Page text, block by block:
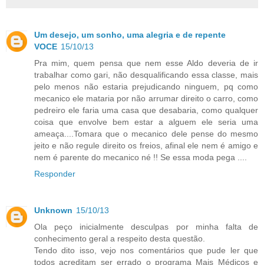
Um desejo, um sonho, uma alegria e de repente
VOCE 15/10/13
Pra mim, quem pensa que nem esse Aldo deveria de ir
trabalhar como gari, não desqualificando essa classe, mais
pelo menos não estaria prejudicando ninguem, pq como
mecanico ele mataria por não arrumar direito o carro, como
pedreiro ele faria uma casa que desabaria, como qualquer
coisa que envolve bem estar a alguem ele seria uma
ameaça....Tomara que o mecanico dele pense do mesmo
jeito e não regule direito os freios, afinal ele nem é amigo e
nem é parente do mecanico né !! Se essa moda pega ....
Responder
Unknown 15/10/13
Ola peço inicialmente desculpas por minha falta de
conhecimento geral a respeito desta questão.
Tendo dito isso, vejo nos comentários que pude ler que
todos acreditam ser errado o programa Mais Médicos e